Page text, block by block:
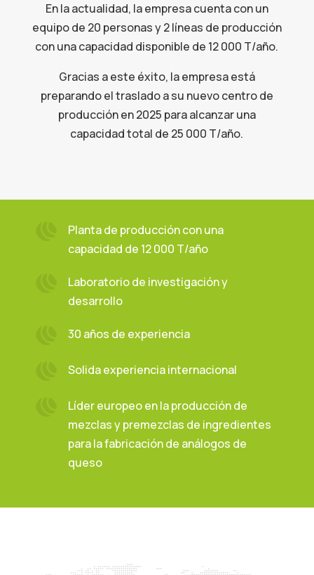
En la actualidad, la empresa cuenta con un
equipo de 20 personas y 2 líneas de producción
con una capacidad disponible de 12 000 T/año.
Gracias a este éxito, la empresa está
preparando el traslado a su nuevo centro de
producción en 2025 para alcanzar una
capacidad total de 25 000 T/año.
Planta de producción con una
capacidad de 12 000 T/año
Laboratorio de investigación y
desarrollo
30 años de experiencia
Solida experiencia internacional
Líder europeo en la producción de
mezclas y premezclas de ingredientes
para la fabricación de análogos de
queso